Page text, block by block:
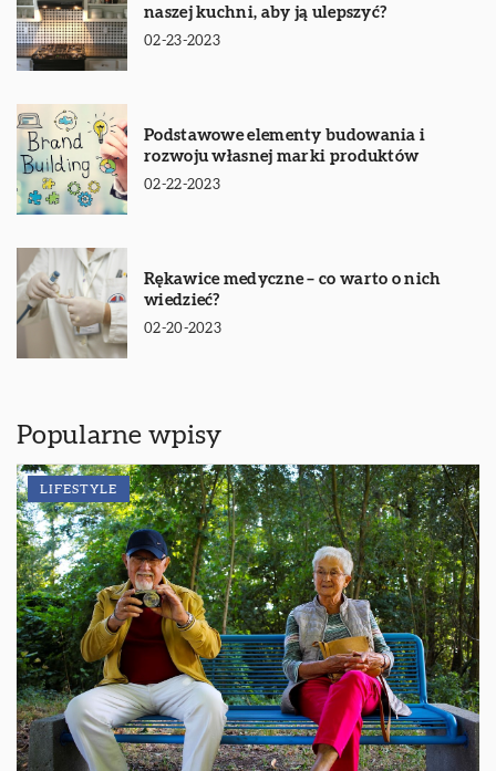
naszej kuchni, aby ją ulepszyć?
02-23-2023
Podstawowe elementy budowania i
rozwoju własnej marki produktów
02-22-2023
Rękawice medyczne – co warto o nich
wiedzieć?
02-20-2023
Popularne wpisy
LIFESTYLE